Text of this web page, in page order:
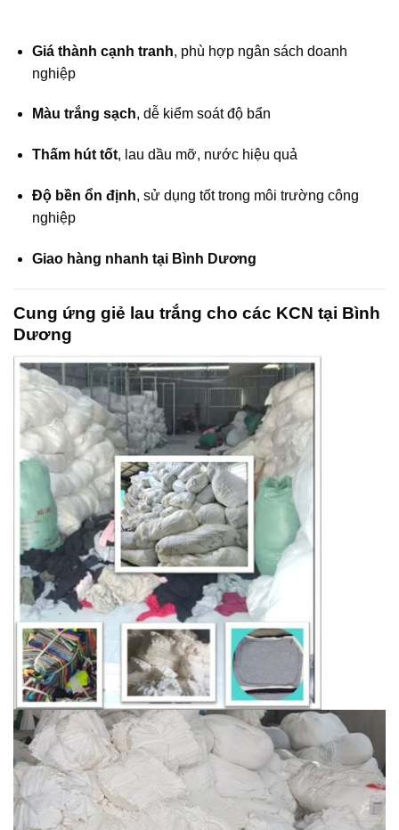
Giá thành cạnh tranh, phù hợp ngân sách doanh
nghiệp
Màu trắng sạch, dễ kiểm soát độ bẩn
Thấm hút tốt, lau dầu mỡ, nước hiệu quả
Độ bền ổn định, sử dụng tốt trong môi trường công
nghiệp
Giao hàng nhanh tại Bình Dương
Cung ứng giẻ lau trắng cho các KCN tại Bình
Dương